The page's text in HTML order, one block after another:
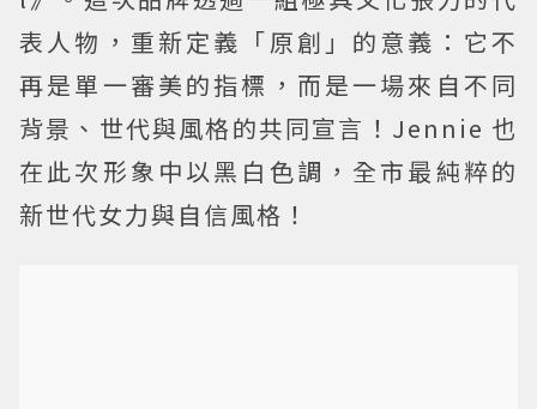
表人物，重新定義「原創」的意義：它不
再是單一審美的指標，而是一場來自不同
背景、世代與風格的共同宣言！Jennie 也
在此次形象中以黑白色調，全市最純粹的
新世代女力與自信風格！